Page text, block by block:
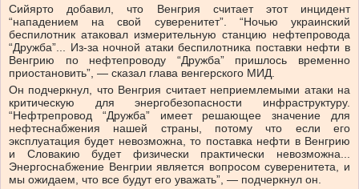
Сийярто добавил, что Венгрия считает этот инцидент
“нападением на свой суверенитет”. “Ночью украинский
беспилотник атаковал измерительную станцию ​​нефтепровода
“Дружба”... Из-за ночной атаки беспилотника поставки нефти в
Венгрию по нефтепроводу “Дружба” пришлось временно
приостановить”, — сказал глава венгерского МИД.
Он подчеркнул, что Венгрия считает неприемлемыми атаки на
критическую для энергобезопасности инфраструктуру.
“Нефтрепровод “Дружба” имеет решающее значение для
нефтеснабжения нашей страны, потому что если его
эксплуатация будет невозможна, то поставка нефти в Венгрию
и Словакию будет физически практически невозможна...
Энергоснабжение Венгрии является вопросом суверенитета, и
мы ожидаем, что все будут его уважать”, — подчеркнул он.